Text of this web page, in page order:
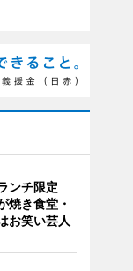
ンチ限定
焼き食堂・
お笑い芸人